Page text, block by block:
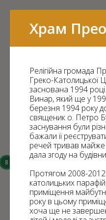
Храм
Релігійна громада
Греко-Католицької
заснована 1994
Винар, який ще у
березня 1994 року
священик о. Петро
заснування були
бажали її
речей тривав майже
дала згоду на
Протягом 2008-
католицьких
приміщення
року в цьому
хоча ще не
15
16
14
8
3